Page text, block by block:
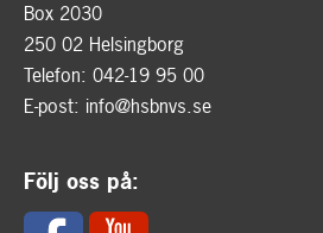
Box 2030
250 02 Helsingborg
Telefon: 042-19 95 00
E-post: info@hsbnvs.se
Följ oss på: